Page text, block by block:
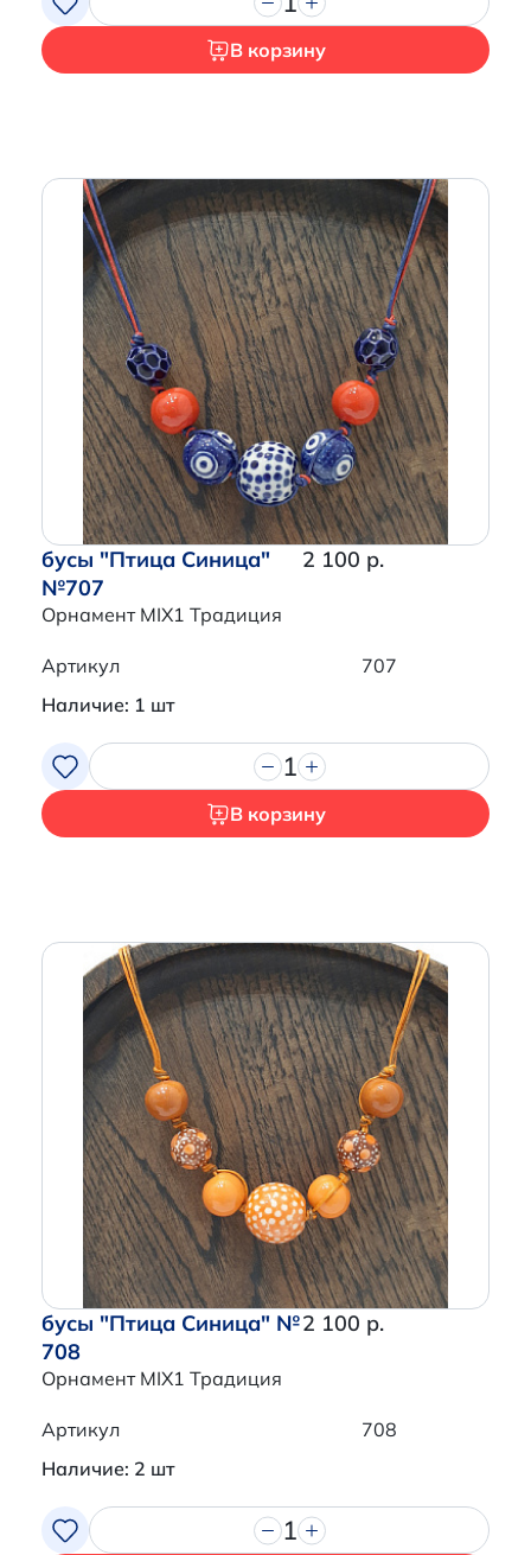
В корзину
бусы "Птица Синица"
№707
Орнамент MIX1 Традиция
2 100 р.
Артикул
707
Наличие: 1 шт
1
В корзину
бусы "Птица Синица" №
708
Орнамент MIX1 Традиция
2 100 р.
Артикул
708
Наличие: 2 шт
1